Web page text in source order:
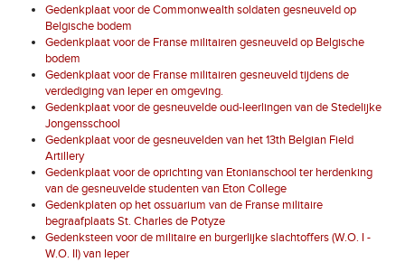
Gedenkplaat voor de Commonwealth soldaten gesneuveld op
Belgische bodem
Gedenkplaat voor de Franse militairen gesneuveld op Belgische
bodem
Gedenkplaat voor de Franse militairen gesneuveld tijdens de
verdediging van Ieper en omgeving.
Gedenkplaat voor de gesneuvelde oud-leerlingen van de Stedelijke
Jongensschool
Gedenkplaat voor de gesneuvelden van het 13th Belgian Field
Artillery
Gedenkplaat voor de oprichting van Etonianschool ter herdenking
van de gesneuvelde studenten van Eton College
Gedenkplaten op het ossuarium van de Franse militaire
begraafplaats St. Charles de Potyze
Gedenksteen voor de militaire en burgerlijke slachtoffers (W.O. I -
W.O. II) van Ieper